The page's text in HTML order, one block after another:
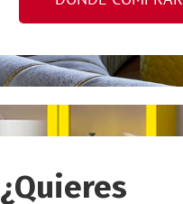
¿Quieres